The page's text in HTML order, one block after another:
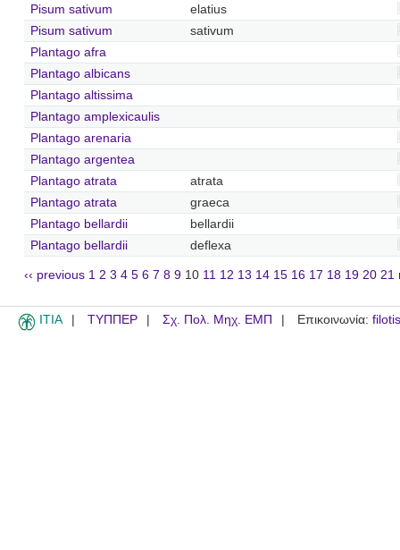
Pisum sativum
elatius
Pisum sativum
sativum
Plantago afra
Plantago albicans
Plantago altissima
Plantago amplexicaulis
Plantago arenaria
Plantago argentea
Plantago atrata
atrata
Plantago atrata
graeca
Plantago bellardii
bellardii
Plantago bellardii
deflexa
‹‹ previous 1 2 3 4 5 6 7 8 9 10 11 12 13 14 15 16 17 18 19 20 21
ITIA ΤΥΠΠΕΡ Σχ. Πολ. Μηχ. ΕΜΠ Επικοινωνία: